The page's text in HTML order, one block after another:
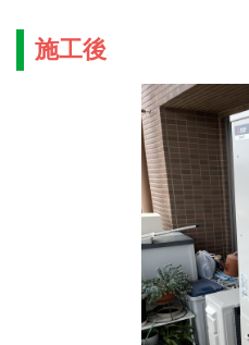
施工後